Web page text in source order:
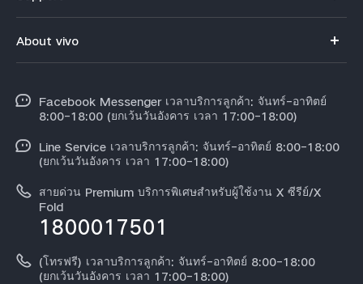
X300
Y31 5G
Funtouch OS
สอบถามเกี่ยวกับราคาอะไหล่
การตรวจยืนยันหมายเลข IMEI
คำแนะนำเกี่ยวกับบัตรรับประกันของ vivo
ดาวน์โหลด LUTs สำหรับการคืนค่า Log
About vivo
ข้อมูลข่าว
สมัครงานที่ vivo
ข้อกฏหมาย
เกี่ยวกับเรา
ศูนย์ความเป็นส่วนตัวของวีโว่
ความยั่งยืน
Facebook Messenger เวลาบริการลูกค้า: จันทร์-อาทิตย์
8:00-18:00 (ยกเว้นวันอังคาร เวลา 17:00-18:00)
Line Service เวลาบริการลูกค้า: จันทร์-อาทิตย์ 8:00-18:00
(ยกเว้นวันอังคาร เวลา 17:00-18:00)
สายด่วน Premium บริการพิเศษสำหรับผู้ใช้งาน X ซีรีย์/X
Fold
1800017501
(โทรฟรี) เวลาบริการลูกค้า: จันทร์-อาทิตย์ 8:00-18:00
(ยกเว้นวันอังคาร เวลา 17:00-18:00)